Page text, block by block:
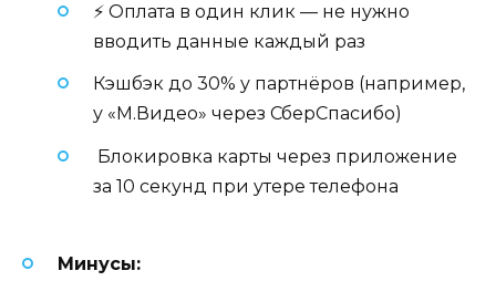
⚡ Оплата в один клик — не нужно
вводить данные каждый раз
Кэшбэк до 30% у партнёров (например,
у «М.Видео» через СберСпасибо)
️ Блокировка карты через приложение
за 10 секунд при утере телефона
Минусы: